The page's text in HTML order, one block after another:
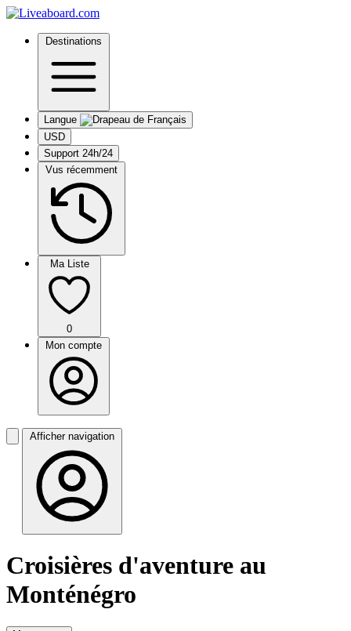
Destinations
Langue
USD
Support 24h/24
Vus récemment
Ma Liste
0
Mon compte
Afficher navigation
Croisières d'aventure au
Monténégro